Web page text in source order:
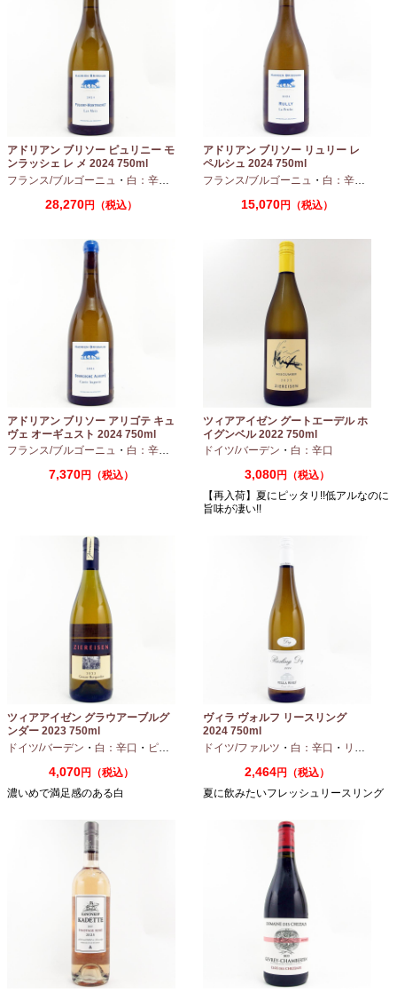
アドリアン ブリソー ピュリニー モ
ンラッシェ レ メ 2024 750ml
フランス/ブルゴーニュ ・ 白：辛口 シャルドネ
28,270円（税込）
アドリアン ブリソー リュリー レ
ペルシュ 2024 750ml
フランス/ブルゴーニュ ・ 白：辛口
15,070円（税込）
アドリアン ブリソー アリゴテ キュ
ヴェ オーギュスト 2024 750ml
フランス/ブルゴーニュ ・ 白：辛口 アリゴテ
7,370円（税込）
ツィアアイゼン グートエーデル ホ
イグンベル 2022 750ml
ドイツ/バーデン ・ 白：辛口
3,080円（税込）
【再入荷】夏にピッタリ!!低アルなのに
旨味が凄い!!
ツィアアイゼン グラウアーブルグ
ンダー 2023 750ml
ドイツ/バーデン ・ 白：辛口 ・ ピノグリ
4,070円（税込）
濃いめで満足感のある白
ヴィラ ヴォルフ リースリング
2024 750ml
ドイツ/ファルツ ・ 白：辛口 ・ リースリング
2,464円（税込）
夏に飲みたいフレッシュリースリング